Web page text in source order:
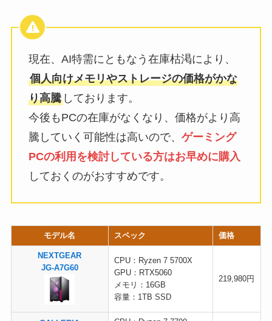
現在、AI特需にともなう在庫枯渇により、
個人向けメモリやストレージの価格がかな
り高騰しております。
今後もPCの在庫がなくなり、価格がより高
騰していく可能性は高いので、 ゲーミング
PCの利用を検討している方はお早めに購入
しておくのがおすすめです。
モデル名 スペック 価格
NEXTGEAR
JG-A7G60
CPU：Ryzen 7 5700X
GPU：RTX5060
メモリ：16GB
容量：1TB SSD
219,980円